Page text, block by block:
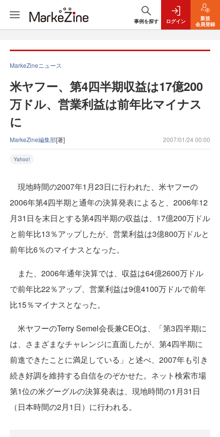
事例を探す ログイン
新規
会員登録
MarkeZineニュース
米ヤフー、第4四半期収益は17億200
万ドル、営業利益は前年比マイナス
に
MarkeZine編集部[著] 2007/01/24 00:00
Yahoo!
現地時間の2007年1月23日に行われた、米ヤフーの
2006年第4四半期と通年の決算発表によると、2006年12
月31日を末日とする第4四半期の収益は、17億200万ドル
と前年比13％アップしたが、営業利益は3億800万ドルと
前年比6％のマイナスとなった。
また、2006年通年決算では、収益は64億2600万ドル
で前年比22％アップ、営業利益は9億4100万ドルで前年
比15％マイナスとなった。
米ヤフーのTerry Semel会長兼CEOは、「第3四半期に
は、さまざまなチャレンジに直面したが、第4四半期に
前進できたことに満足している」と述べ、2007年も引き
続き好調を維持する自信をのぞかせた。ネット検索市場
第1位の米グーグルの決算発表は、現地時間の1月31日
（日本時間の2月1日）に行われる。